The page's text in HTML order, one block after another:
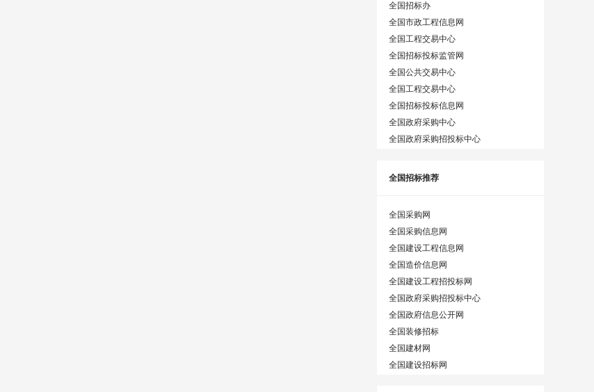
全国招标办
全国市政工程信息网
全国工程交易中心
全国招标投标监管网
全国公共交易中心
全国工程交易中心
全国招标投标信息网
全国政府采购中心
全国政府采购招投标中心
全国招标推荐
全国采购网
全国采购信息网
全国建设工程信息网
全国造价信息网
全国建设工程招投标网
全国政府采购招投标中心
全国政府信息公开网
全国装修招标
全国建材网
全国建设招标网